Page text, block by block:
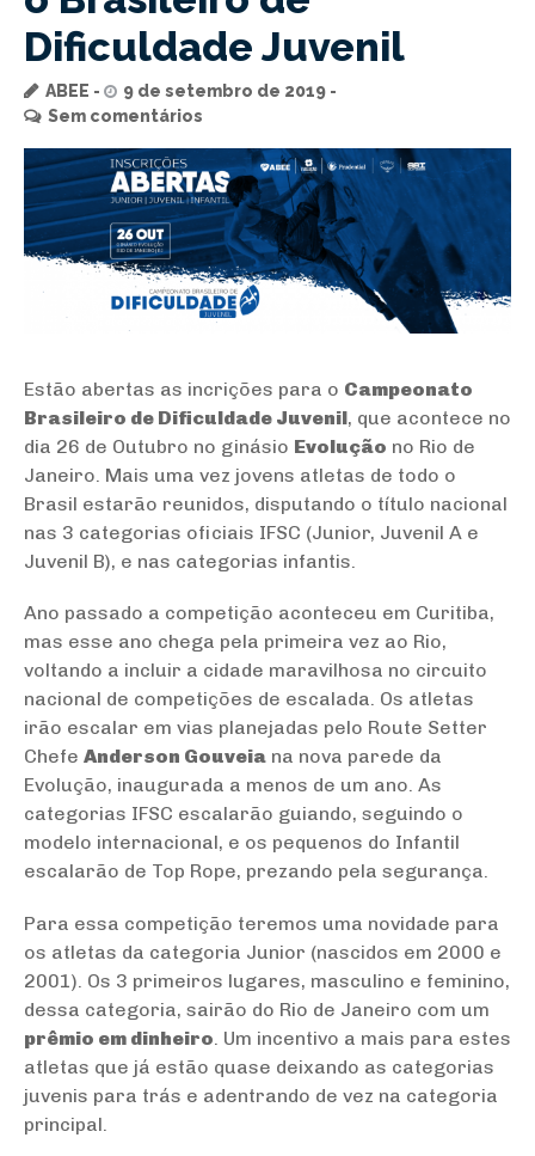
Dificuldade Juvenil
ABEE
9 de setembro de 2019
Sem comentários
Estão abertas as incrições para o Campeonato
Brasileiro de Dificuldade Juvenil, que acontece no
dia 26 de Outubro no ginásio Evolução no Rio de
Janeiro. Mais uma vez jovens atletas de todo o
Brasil estarão reunidos, disputando o título nacional
nas 3 categorias oficiais IFSC (Junior, Juvenil A e
Juvenil B), e nas categorias infantis.
Ano passado a competição aconteceu em Curitiba,
mas esse ano chega pela primeira vez ao Rio,
voltando a incluir a cidade maravilhosa no circuito
nacional de competições de escalada. Os atletas
irão escalar em vias planejadas pelo Route Setter
Chefe Anderson Gouveia na nova parede da
Evolução, inaugurada a menos de um ano. As
categorias IFSC escalarão guiando, seguindo o
modelo internacional, e os pequenos do Infantil
escalarão de Top Rope, prezando pela segurança.
Para essa competição teremos uma novidade para
os atletas da categoria Junior (nascidos em 2000 e
2001). Os 3 primeiros lugares, masculino e feminino,
dessa categoria, sairão do Rio de Janeiro com um
prêmio em dinheiro . Um incentivo a mais para estes
atletas que já estão quase deixando as categorias
juvenis para trás e adentrando de vez na categoria
principal.